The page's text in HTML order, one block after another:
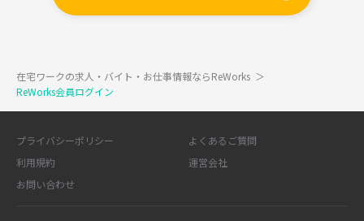
在宅ワークの求人・バイト・お仕事情報ならReWorks ＞
ReWorks会員ログイン
プライバシーポリシー
よくあるご質問
利用規約
運営会社
お問い合わせ